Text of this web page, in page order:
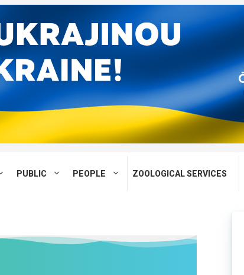
PUBLIC PEOPLE ZOOLOGICAL SERVICES